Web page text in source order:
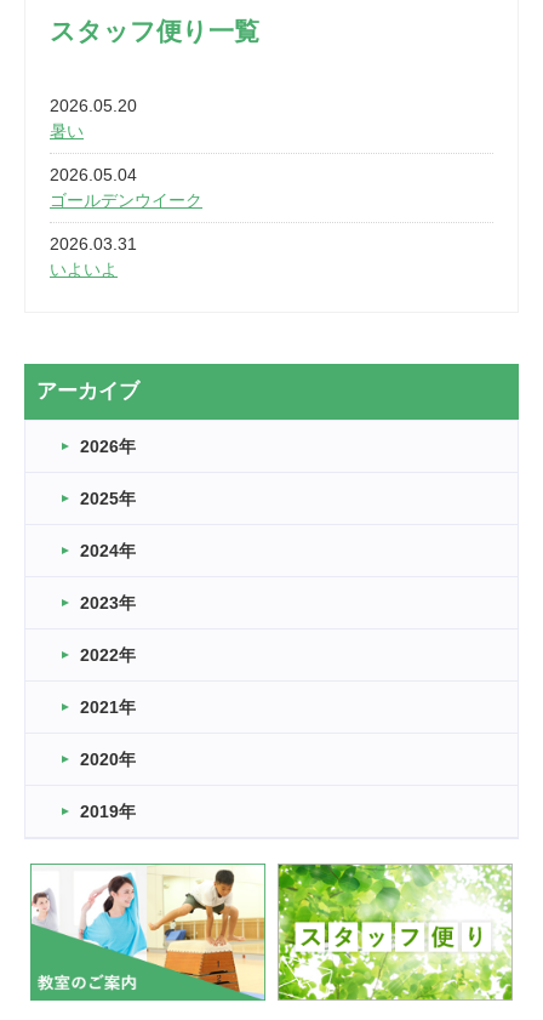
スタッフ便り一覧
2026.05.20
暑い
2026.05.04
ゴールデンウイーク
2026.03.31
いよいよ
2026.03.20
なぎなた
2026.03.16
車いすバスケとRくんのお話
卒業・卒園の季節★
2026.03.11
緑ケ丘体育館
2022.11.03
緑ケ丘体育館
いたっぼーる大会☆彡
緑ケ丘体育館
2022.07.03
市内総合体育大会が開始
緑ケ丘体育館 猪名川運動広場
古池運動広場
アーカイブ
2026年
2025年
2024年
2023年
2022年
2021年
2020年
2019年